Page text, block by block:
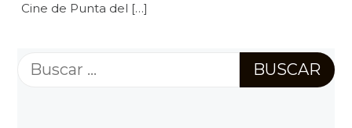
Cine de Punta del […]
Buscar: